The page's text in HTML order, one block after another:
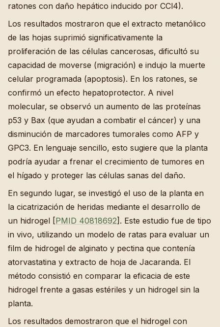
ratones con daño hepático inducido por CCl4).
Los resultados mostraron que el extracto metanólico
de las hojas suprimió significativamente la
proliferación de las células cancerosas, dificultó su
capacidad de moverse (migración) e indujo la muerte
celular programada (apoptosis). En los ratones, se
confirmó un efecto hepatoprotector. A nivel
molecular, se observó un aumento de las proteínas
p53 y Bax (que ayudan a combatir el cáncer) y una
disminución de marcadores tumorales como AFP y
GPC3. En lenguaje sencillo, esto sugiere que la planta
podría ayudar a frenar el crecimiento de tumores en
el hígado y proteger las células sanas del daño.
En segundo lugar, se investigó el uso de la planta en
la cicatrización de heridas mediante el desarrollo de
un hidrogel [PMID 40818692]. Este estudio fue de tipo
in vivo, utilizando un modelo de ratas para evaluar un
film de hidrogel de alginato y pectina que contenía
atorvastatina y extracto de hoja de Jacaranda. El
método consistió en comparar la eficacia de este
hidrogel frente a gasas estériles y un hidrogel sin la
planta.
Los resultados demostraron que el hidrogel con